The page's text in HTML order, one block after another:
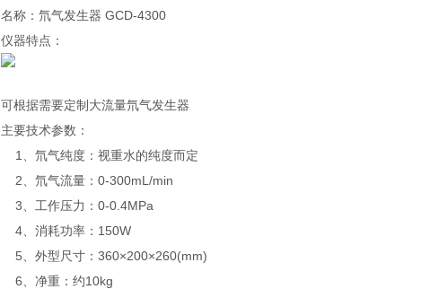
名称：氘气发生器 GCD-4300
仪器特点：
可根据需要定制大流量氘气发生器
主要技术参数：
1、氘气纯度：视重水的纯度而定
2、氘气流量：0-300mL/min
3、工作压力：0-0.4MPa
4、消耗功率：150W
5、外型尺寸：360×200×260(mm)
6、净重：约10kg